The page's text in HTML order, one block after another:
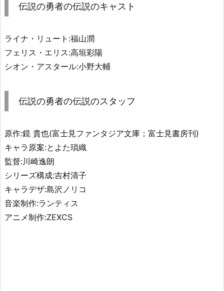
伝説の勇者の伝説のキャスト
ライナ・リュート:福山潤
フェリス・エリス:高垣彩陽
シオン・アスタール:小野大輔
伝説の勇者の伝説のスタッフ
原作:鏡 貴也(富士見ファンタジア文庫；富士見書房刊)
キャラ原案:とよた瑣織
監督:川崎逸朗
シリーズ構成:吉村清子
キャラデザ:島沢ノリコ
音楽制作:ランティス
アニメ制作:ZEXCS